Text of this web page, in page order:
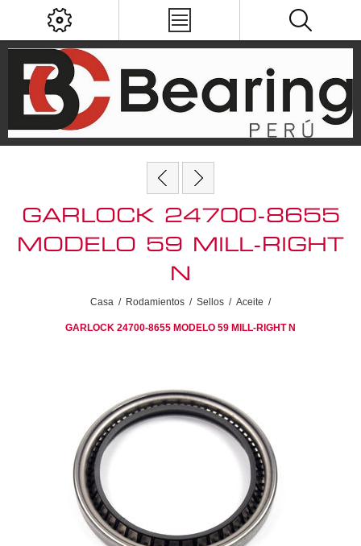
GARLOCK 24700-8655
MODELO 59 MILL-RIGHT
N
Casa / Rodamientos / Sellos / Aceite /
GARLOCK 24700-8655 MODELO 59 MILL-RIGHT N